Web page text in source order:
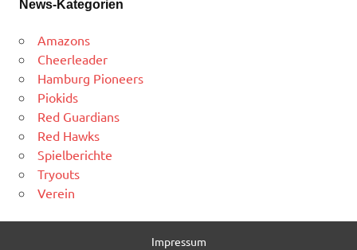
News-Kategorien
Amazons
Cheerleader
Hamburg Pioneers
Piokids
Red Guardians
Red Hawks
Spielberichte
Tryouts
Verein
Impressum